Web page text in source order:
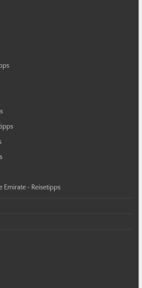
Emirate • Reisetipps